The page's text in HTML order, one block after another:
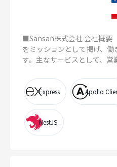
■Sansan株式会社 会社概要
をミッションとして掲げ、
す。主なサービスとして、
Express Apollo
NestJS